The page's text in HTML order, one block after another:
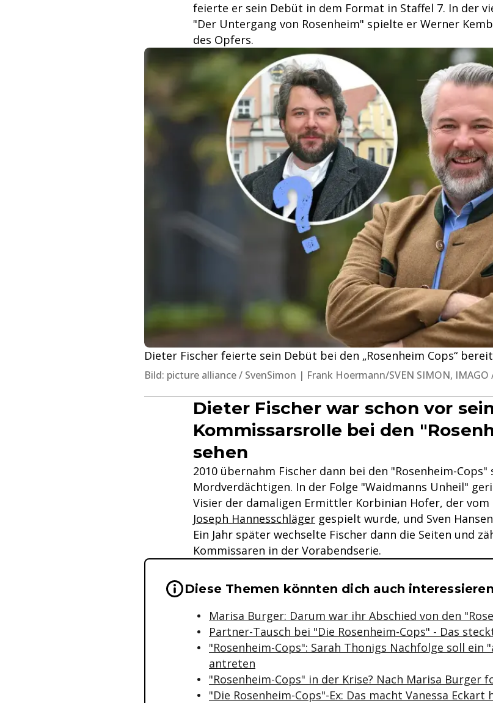
feierte er sein Debüt in dem Format in Staffel 7. In der
"Der Untergang von Rosenheim" spielte er Werner
des Opfers.
Dieter Fischer feierte sein Debüt bei den „Rosenheim Cops“
Bild: picture alliance / SvenSimon | Frank Hoermann/SVEN SIMON,
Dieter Fischer war schon vor
Kommissarsrolle bei den
sehen
2010 übernahm Fischer dann bei den "Rosenheim-Cops"
Mordverdächtigen. In der Folge "Waidmanns Unheil"
Visier der damaligen Ermittler Korbinian Hofer, der vom
Joseph Hannesschläger gespielt wurde, und Sven
Ein Jahr später wechselte Fischer dann die Seiten und
Kommissaren in der Vorabendserie.
Wichtige Hinweise & Informationen zum Inhalt
Diese Themen könnten dich auch
Marisa Burger: Darum war ihr Abschied von den
Partner-Tausch bei "Die Rosenheim-Cops" - Das
"Rosenheim-Cops": Sarah Thonigs Nachfolge soll ein
antreten
"Rosenheim-Cops" in der Krise? Nach Marisa Burger
"Die Rosenheim-Cops"-Ex: Das macht Vanessa Eckart